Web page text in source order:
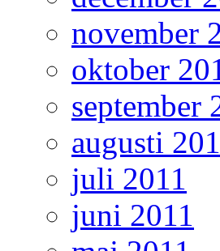
november
oktober
september
augusti
juli 2011
juni 2011